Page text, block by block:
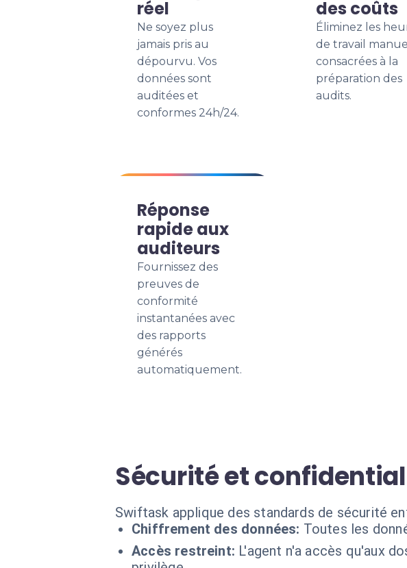
réel
Ne soyez plus
jamais pris au
dépourvu. Vos
données sont
auditées et
conformes 24h/24.
des coûts
Éliminez les
de travail manuel
consacrées à la
préparation des
audits.
Réponse
rapide aux
auditeurs
Fournissez des
preuves de
conformité
instantanées avec
des rapports
générés
automatiquement.
Sécurité et
Swiftask applique des standards de sécurité
Chiffrement des données: Toutes les
Accès restreint: L'agent n'a accès qu'aux